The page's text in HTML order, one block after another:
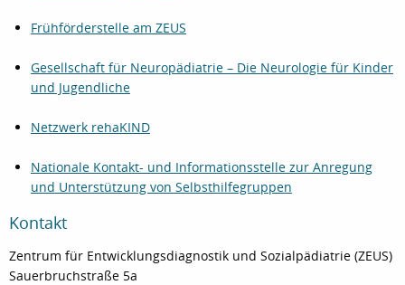
Frühförderstelle am ZEUS
Gesellschaft für Neuropädiatrie – Die Neurologie für Kinder
und Jugendliche
Netzwerk rehaKIND
Nationale Kontakt- und Informationsstelle zur Anregung
und Unterstützung von Selbsthilfegruppen
Kontakt
Zentrum für Entwicklungsdiagnostik und Sozialpädiatrie (ZEUS)
Sauerbruchstraße 5a